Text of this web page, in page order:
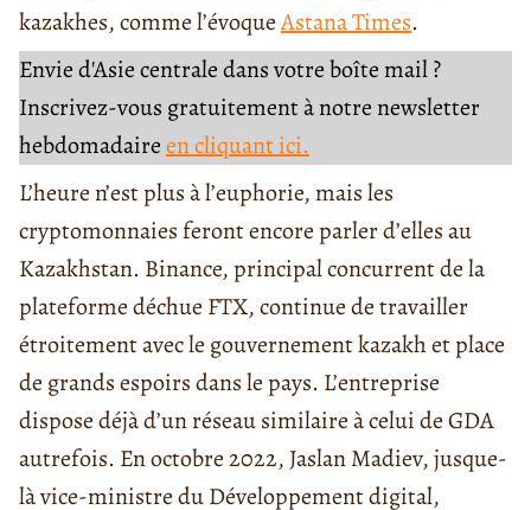
kazakhes, comme l’évoqueAstana Times.
Envie d'Asie centrale dans votre boîte mail ?
Inscrivez-vous gratuitement à notre newsletter
hebdomadaireen cliquant ici.
L’heure n’est plus à l’euphorie, mais les
cryptomonnaies feront encore parler d’elles au
Kazakhstan. Binance, principal concurrent de la
plateforme déchue FTX, continue de travailler
étroitement avec le gouvernement kazakh et place
de grands espoirs dans le pays. L’entreprise
dispose déjà d’un réseau similaire à celui de GDA
autrefois. En octobre 2022, Jaslan Madiev, jusque-
là vice-ministre du Développement digital,